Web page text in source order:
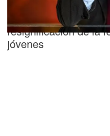
Para reflexionar
La advertencia del
resignificación de la
jóvenes